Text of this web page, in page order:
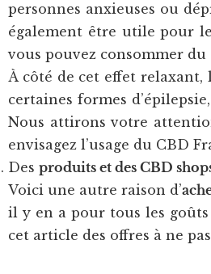
personnes anxieuses ou
également être utile pour
vous pouvez consommer
À côté de cet effet
certaines formes
Nous attirons votre
envisagez l’usage du CBD
Des produits et des CBD
Voici une autre raison d’
il y en a pour tous les
cet article des offres à ne